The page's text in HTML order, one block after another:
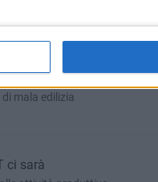
cinquantuno anni dopo
mala edilizia
ci sarà